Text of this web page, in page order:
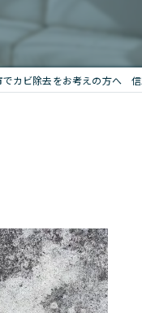
でカビ除去をお考えの方へ